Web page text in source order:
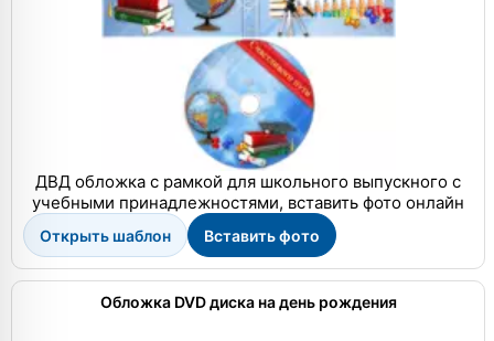
ДВД обложка с рамкой для школьного выпускного с
учебными принадлежностями, вставить фото онлайн
Открыть шаблон Вставить фото
Обложка DVD диска на день рождения